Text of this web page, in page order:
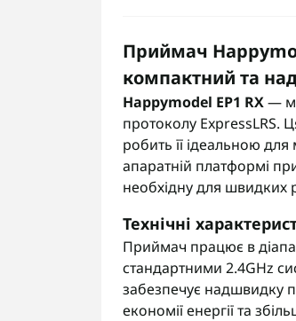
Приймач
компактний та
Happymodel EP1 RX—
протоколу ExpressLRS.
робить її ідеальною
апаратній платформі
необхідну для швидких
Технічні
Приймач працює в
стандартними 2.4GHz
забезпечує надшвидку
економії енергії та